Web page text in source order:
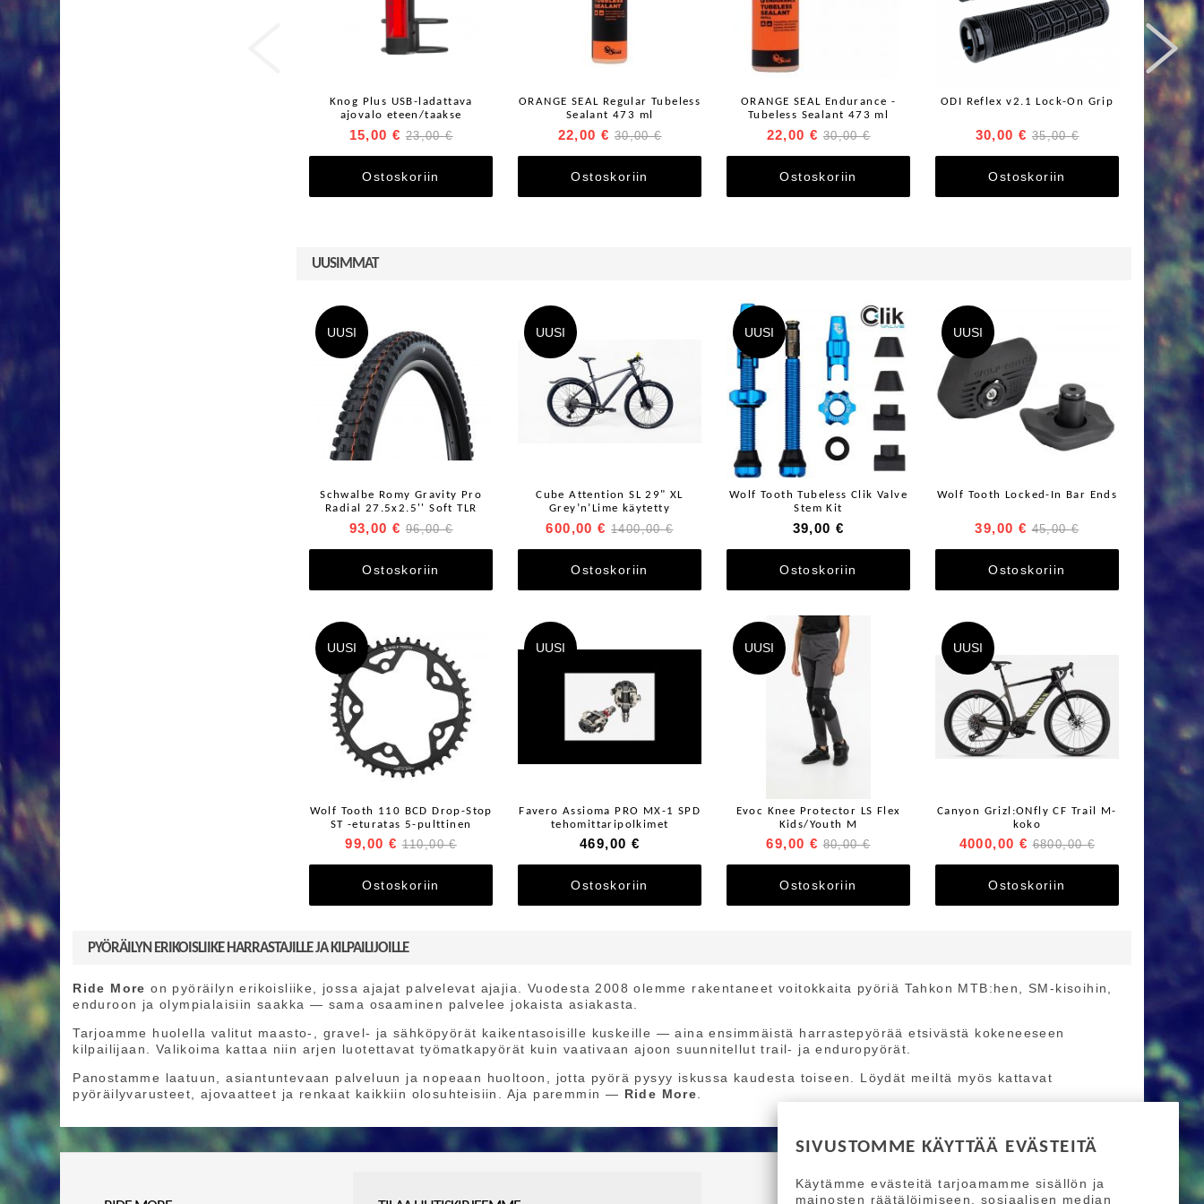
SIVUSTOMME KÄYTTÄÄ EVÄSTEITÄ
Käytämme evästeitä tarjoamamme sisällön ja
mainosten räätälöimiseen, sosiaalisen median
Knog Plus USB-ladattava
ajovalo eteen/taakse
15,00 € 23,00 €
Ostoskoriin
ORANGE SEAL Regular Tubeless
Sealant 473 ml
22,00 € 30,00 €
Ostoskoriin
ORANGE SEAL Endurance -
Tubeless Sealant 473 ml
22,00 € 30,00 €
Ostoskoriin
ODI Reflex v2.1 Lock-On Grip
30,00 € 35,00 €
Ostoskoriin

UUSIMMAT
UUSI
Schwalbe Romy Gravity Pro
Radial 27.5x2.5'' Soft TLR
93,00 € 96,00 €
Ostoskoriin
UUSI
Cube Attention SL 29" XL
Grey’n’Lime käytetty
600,00 € 1400,00 €
Ostoskoriin
UUSI
Wolf Tooth Tubeless Clik Valve
Stem Kit
39,00 €
Ostoskoriin
UUSI
Wolf Tooth Locked-In Bar Ends
39,00 € 45,00 €
Ostoskoriin
UUSI
Wolf Tooth 110 BCD Drop-Stop
ST -eturatas 5-pulttinen
99,00 € 110,00 €
Ostoskoriin
UUSI
Favero Assioma PRO MX-1 SPD
tehomittaripolkimet
469,00 €
Ostoskoriin
UUSI
Evoc Knee Protector LS Flex
Kids/Youth M
69,00 € 80,00 €
Ostoskoriin
UUSI
Canyon Grizl:ONfly CF Trail M-
koko
4000,00 € 6800,00 €
Ostoskoriin
PYÖRÄILYN ERIKOISLIIKE HARRASTAJILLE JA KILPAILIJOILLE
Ride More on pyöräilyn erikoisliike, jossa ajajat palvelevat ajajia. Vuodesta 2008 olemme rakentaneet voitokkaita pyöriä Tahkon MTB:hen, SM-kisoihin,
enduroon ja olympialaisiin saakka — sama osaaminen palvelee jokaista asiakasta.
Tarjoamme huolella valitut maasto-, gravel- ja sähköpyörät kaikentasoisille kuskeille — aina ensimmäistä harrastepyörää etsivästä kokeneeseen
kilpailijaan. Valikoima kattaa niin arjen luotettavat työmatkapyörät kuin vaativaan ajoon suunnitellut trail- ja enduropyörät.
Panostamme laatuun, asiantuntevaan palveluun ja nopeaan huoltoon, jotta pyörä pysyy iskussa kaudesta toiseen. Löydät meiltä myös kattavat
pyöräilyvarusteet, ajovaatteet ja renkaat kaikkiin olosuhteisiin. Aja paremmin — Ride More